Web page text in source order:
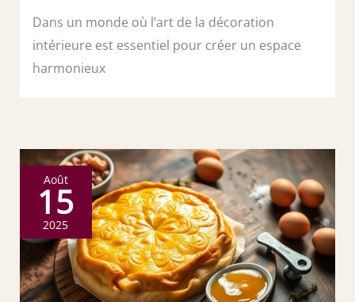
Dans un monde où l’art de la décoration
intérieure est essentiel pour créer un espace
harmonieux
Août
15
2025